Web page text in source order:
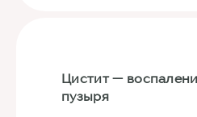
Цистит —
пузыря